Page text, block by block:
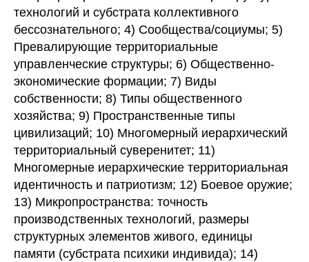
технологий и субстрата коллективного
бессознательного; 4) Сообщества/социумы; 5)
Превалирующие территориальные
управленческие структуры; 6) Общественно-
экономические формации; 7) Виды
собственности; 8) Типы общественного
хозяйства; 9) Пространственные типы
цивилизаций; 10) Многомерный иерархический
территориальный суверенитет; 11)
Многомерные иерархические территориальная
идентичность и патриотизм; 12) Боевое оружие;
13) Микропространства: точность
производственных технологий, размеры
структурных элементов живого, единицы
памяти (субстрата психики индивида); 14)